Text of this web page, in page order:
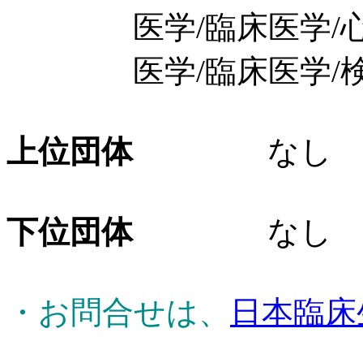
医学/臨床医学/心
医学/臨床医学/検
上位団体なし
下位団体なし
・お問合せは、
日本臨